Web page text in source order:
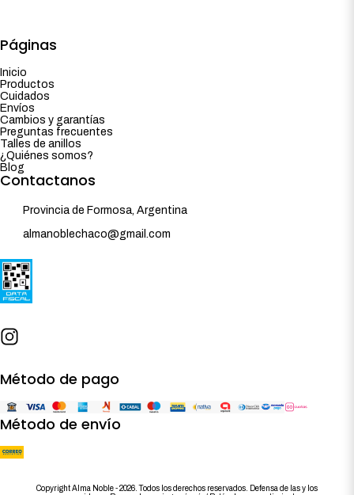
Páginas
Inicio
Productos
Cuidados
Envíos
Cambios y garantías
Preguntas frecuentes
Talles de anillos
¿Quiénes somos?
Blog
Contactanos
Provincia de Formosa, Argentina
almanoblechaco@gmail.com
Método de pago
Método de envío
Copyright Alma Noble - 2026. Todos los derechos reservados. Defensa de las y los